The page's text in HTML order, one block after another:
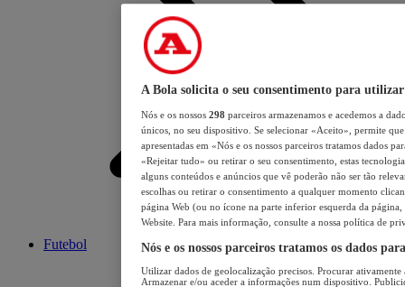
Futebol
A Bola solicita o seu consentimento para utilizar
Nós e os nossos 298 parceiros armazenamos e acedemos a
únicos, no seu dispositivo. Se selecionar «Aceito», permite
apresentadas em «Nós e os nossos parceiros tratamos dados
«Rejeitar tudo» ou retirar o seu consentimento, estas
alguns conteúdos e anúncios que vê poderão não ser tão
escolhas ou retirar o consentimento a qualquer momento
página Web (ou no ícone na parte inferior esquerda da página,
Website. Para mais informação, consulte a nossa política de
Nós e os nossos parceiros tratamos os dados
Utilizar dados de geolocalização precisos. Procurar
Armazenar e/ou aceder a informações num dispositivo.